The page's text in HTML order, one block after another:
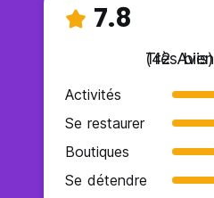
7.8
Très bien
(42 Avis)
Activités
Se restaurer
Boutiques
Se détendre